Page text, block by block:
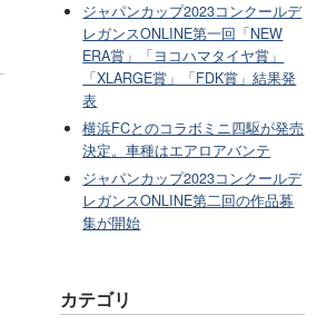
ジャパンカップ2023コンクールデ
レガンスONLINE第一回「NEW
ERA賞」「ヨコハマタイヤ賞」
「XLARGE賞」「FDK賞」結果発
表
横浜FCとのコラボミニ四駆が発売
決定。車種はエアロアバンテ
ジャパンカップ2023コンクールデ
レガンスONLINE第二回の作品募
集が開始
カテゴリ